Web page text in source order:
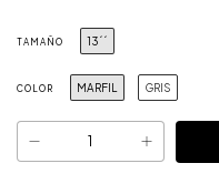
TAMAÑO 13´´
COLOR MARFIL GRIS